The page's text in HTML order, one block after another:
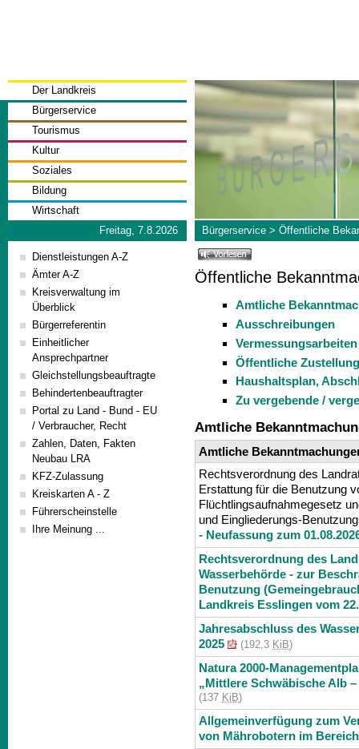
Der Landkreis
Bürgerservice
Tourismus
Kultur
Soziales
Bildung
Wirtschaft
Freitag, 7.8.2026
Bürgerservice >Öffentliche
Dienstleistungen A-Z
Ämter A-Z
Kreisverwaltung im
Überblick
Bürgerreferentin
Einheitlicher
Ansprechpartner
Gleichstellungsbeauftragte
Behindertenbeauftragter
Portal zu Land - Bund - EU
/ Verbraucher, Recht
Zahlen, Daten, Fakten
Neubau LRA
KFZ-Zulassung
Kreiskarten A - Z
Führerscheinstelle
Ihre Meinung ...
Öffentliche
Amtliche
Ausschreibungen
Vermessungsarbeiten
Öffentliche
Haushaltsplan,
Zu vergebende /
Amtliche
Amtliche
Rechtsverordnung des
Erstattung für die Benutzung
Flüchtlingsaufnahmegesetz
und Eingliederungs-
- Neufassung zum
Rechtsverordnung des
Wasserbehörde - zur
Benutzung
Landkreis Esslingen vom
Jahresabschluss des
2025
(192,3 KiB)
Natura 2000-
„Mittlere Schwäbische Alb
(137 KiB)
Allgemeinverfügung zum
von Mährobotern im